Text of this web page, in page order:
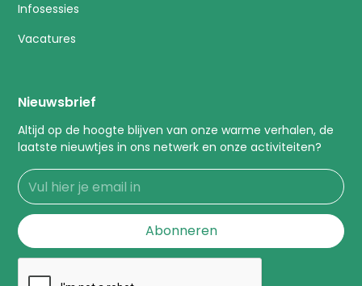
Infosessies
Vacatures
Nieuwsbrief
Altijd op de hoogte blijven van onze warme verhalen, de
laatste nieuwtjes in ons netwerk en onze activiteiten?